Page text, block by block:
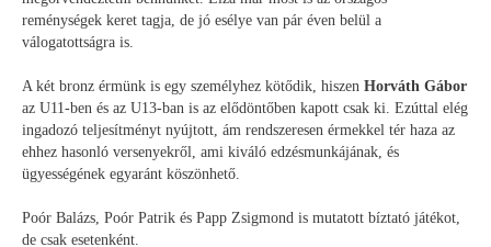
reménységek keret tagja, de jó esélye van pár éven belül a
válogatottságra is.
A két bronz érmünk is egy személyhez kötődik, hiszen Horváth Gábor
az U11-ben és az U13-ban is az elődöntőben kapott csak ki. Ezúttal elég
ingadozó teljesítményt nyújtott, ám rendszeresen érmekkel tér haza az
ehhez hasonló versenyekről, ami kiváló edzésmunkájának, és
ügyességének egyaránt köszönhető.
Poór Balázs, Poór Patrik és Papp Zsigmond is mutatott bíztató játékot,
de csak esetenként.